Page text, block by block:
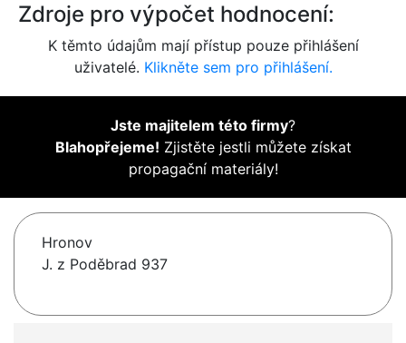
Zdroje pro výpočet hodnocení:
K těmto údajům mají přístup pouze přihlášení
uživatelé. Klikněte sem pro přihlášení.
Jste majitelem této firmy?
Blahopřejeme! Zjistěte jestli můžete získat
propagační materiály!
Hronov
J. z Poděbrad 937